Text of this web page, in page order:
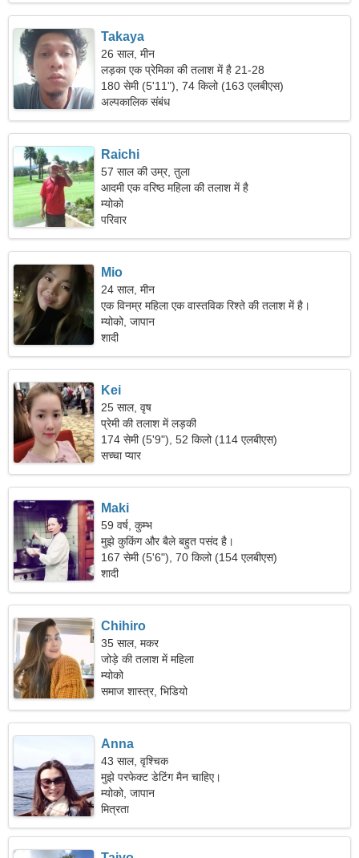
Takaya
26 साल, मीन
लड़का एक प्रेमिका की तलाश में है 21-28
180 सेमी (5'11"), 74 किलो (163 एलबीएस)
अल्पकालिक संबंध
Raichi
57 साल की उम्र, तुला
आदमी एक वरिष्ठ महिला की तलाश में है
म्योको
परिवार
Mio
24 साल, मीन
एक विनम्र महिला एक वास्तविक रिश्ते की तलाश में है।
म्योको, जापान
शादी
Kei
25 साल, वृष
प्रेमी की तलाश में लड़की
174 सेमी (5'9"), 52 किलो (114 एलबीएस)
सच्चा प्यार
Maki
59 वर्ष, कुम्भ
मुझे कुकिंग और बैले बहुत पसंद है।
167 सेमी (5'6"), 70 किलो (154 एलबीएस)
शादी
Chihiro
35 साल, मकर
जोड़े की तलाश में महिला
म्योको
समाज शास्त्र, भिडियो
Anna
43 साल, वृश्चिक
मुझे परफेक्ट डेटिंग मैन चाहिए।
म्योको, जापान
मित्रता